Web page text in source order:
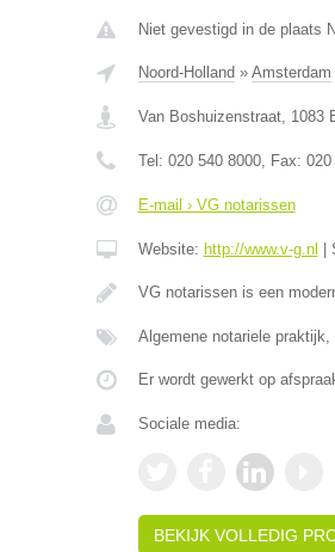
Niet gevestigd in de plaats
Noord-Holland » Amsterdam
Van Boshuizenstraat, 1083
Tel: 020 540 8000, Fax: 020
E-mail › VG notarissen
Website: http://www.v-g.nl
VG notarissen is een
Algemene notariele
Er wordt gewerkt op
Sociale media:
BEKIJK VOLLEDIG